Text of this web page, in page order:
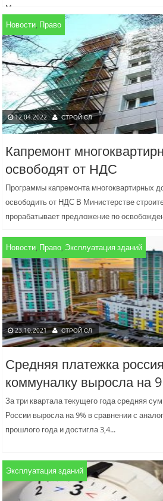
Мишустин оценил документ как...
Новости, Право
12.04.2022 СТРОЙ СЛ
Капремонт
освободят от НДС
Программы капремонта многоквартирных
освободить от НДС В Министерстве
прорабатывает предложение по
капитального ремонта многоквартирных
Новости, Право, Эксплуатация зданий
23.10.2021 СТРОЙ СЛ
Средняя платежка
коммуналку выросла на
За три квартала текущего года средняя
России выросла на 9% в сравнении с
прошлого года и достигла 3,4...
Эксплуатация зданий